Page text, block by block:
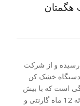
هگمتان
در سال 1383 به ثبت رسیده و از شرکت
دستگاه خشک کن
است که با بیش
از یک دهه تجربه موفق و خدماتی چون ارائه 12 ماه گارنتی و